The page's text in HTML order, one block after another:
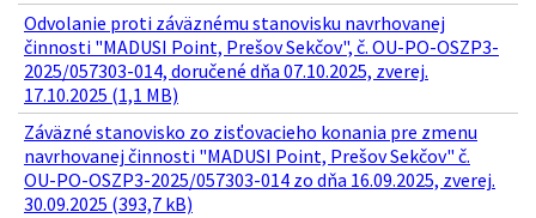
Odvolanie proti záväznému stanovisku navrhovanej
činnosti "MADUSI Point, Prešov Sekčov", č. OU-PO-OSZP3-
2025/057303-014, doručené dňa 07.10.2025, zverej.
17.10.2025 (1,1 MB)
Záväzné stanovisko zo zisťovacieho konania pre zmenu
navrhovanej činnosti "MADUSI Point, Prešov Sekčov" č.
OU-PO-OSZP3-2025/057303-014 zo dňa 16.09.2025, zverej.
30.09.2025 (393,7 kB)